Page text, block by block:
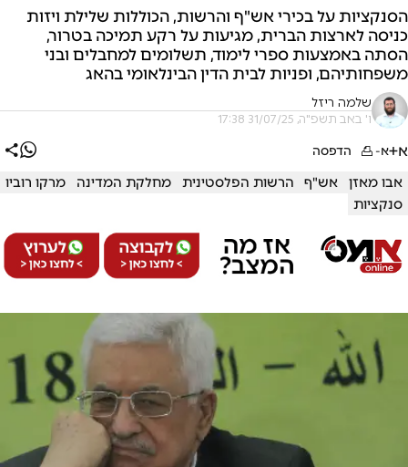
הסנקציות על בכירי אש"ף והרשות, הכוללות שלילת ויזות
כניסה לארצות הברית, מגיעות על רקע תמיכה בטרור,
הסתה באמצעות ספרי לימוד, תשלומים למחבלים ובני
משפחותיהם, ופניות לבית הדין הבינלאומי בהאג
שלמה ריזל
ו' באב תשפ"ה, 31/07/25 17:38
א+א- הדפסה
אבו מאזן אש"ף הרשות הפלסטינית מחלקת המדינה
מרקו רוביו
סנקציות